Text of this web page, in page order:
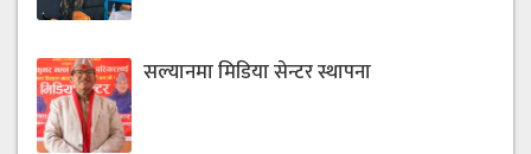
सल्यानमा मिडिया सेन्टर स्थापना